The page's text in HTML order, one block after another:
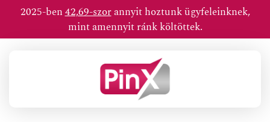
Skip
content
2025-ben42,69-szorannyit hoztunk ügyfeleinknek,
mint amennyit ránk költöttek.